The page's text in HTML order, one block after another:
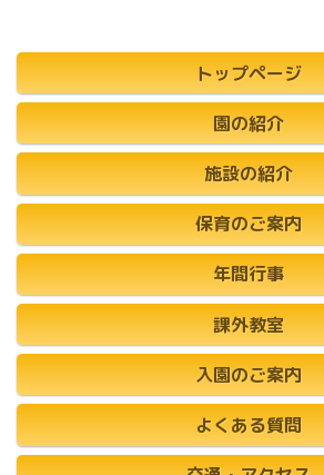
トップページ
園の紹介
施設の紹介
保育のご案内
年間行事
課外教室
入園のご案内
よくある質問